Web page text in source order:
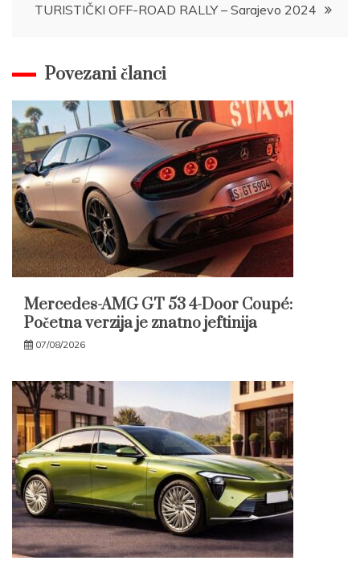
TURISTIČKI OFF-ROAD RALLY – Sarajevo 2024
Povezani članci
Mercedes-AMG GT 53 4-Door Coupé:
Početna verzija je znatno jeftinija
07/08/2026